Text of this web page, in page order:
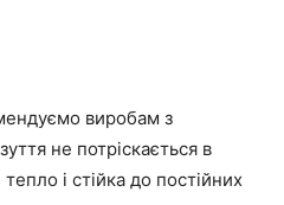
виробам з
не потріскається в
і стійка до постійних